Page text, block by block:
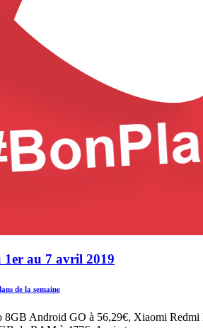
1er au 7 avril 2019
de la semaine
Android GO à 56,29€, Xiaomi